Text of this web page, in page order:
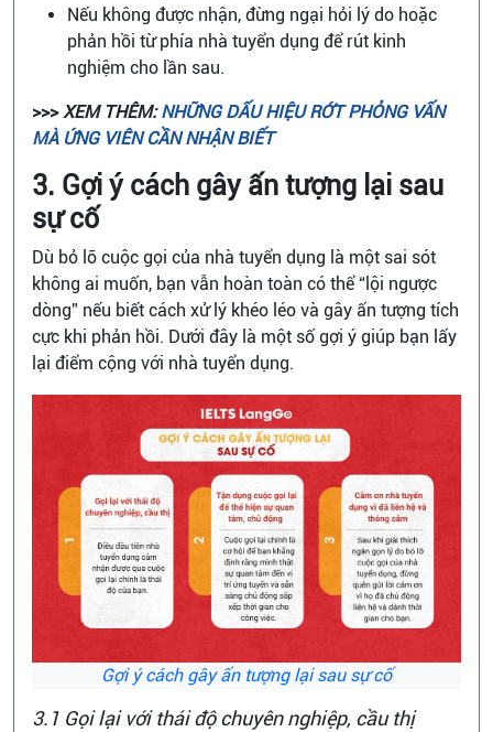
Nếu không được nhận, đừng ngại hỏi lý do hoặc
phản hồi từ phía nhà tuyển dụng để rút kinh
nghiệm cho lần sau.
>>> XEM THÊM:NHỮNG DẤU HIỆU RỚT PHỎNG VẤN
MÀ ỨNG VIÊN CẦN NHẬN BIẾT
3. Gợi ý cách gây ấn tượng lại sau
sự cố
Dù bỏ lỡ cuộc gọi của nhà tuyển dụng là một sai sót
không ai muốn, bạn vẫn hoàn toàn có thể “lội ngược
dòng” nếu biết cách xử lý khéo léo và gây ấn tượng tích
cực khi phản hồi. Dưới đây là một số gợi ý giúp bạn lấy
lại điểm cộng với nhà tuyển dụng.
Gợi ý cách gây ấn tượng lại sau sự cố
3.1 Gọi lại với thái độ chuyên nghiệp, cầu thị